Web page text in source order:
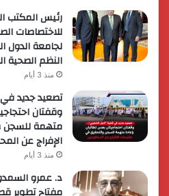
رئيس المكتب
للاختصاصات
لجامعة الدول
النظم الصحية
منذ 3 أيام
تصعيد جديد
وقفتان
متهمة للسجن
الإفراج عن
منذ 3 أيام
د. عمرو